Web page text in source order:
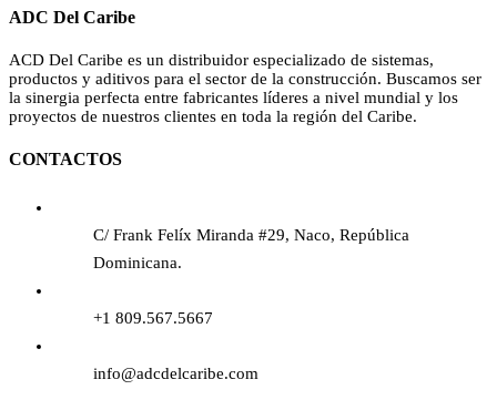
ADC Del Caribe
ACD Del Caribe es un distribuidor especializado de sistemas,
productos y aditivos para el sector de la construcción. Buscamos ser
la sinergia perfecta entre fabricantes líderes a nivel mundial y los
proyectos de nuestros clientes en toda la región del Caribe.
CONTACTOS
C/ Frank Felíx Miranda #29, Naco, República
Dominicana.
+1 809.567.5667
info@adcdelcaribe.com